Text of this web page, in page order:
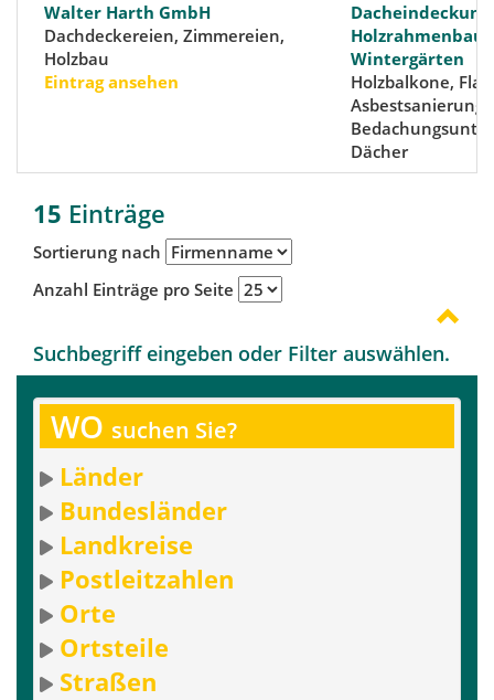
Walter Harth GmbH
Dachdeckereien, Zimmereien,
Holzbau
Eintrag ansehen
Holzrahmenbau,
Wintergärten
Holzbalkone,
Dächer
15 Einträge
Sortierung nach
Anzahl Einträge pro Seite
Suchbegriff eingeben oder Filter auswählen.
WO suchen Sie?
Länder
Bundesländer
Landkreise
Postleitzahlen
Orte
Ortsteile
Straßen